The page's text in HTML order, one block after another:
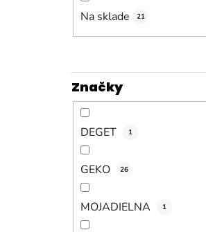
Na sklade 21
Značky
DEGET 1
GEKO 26
MOJADIELNA 1